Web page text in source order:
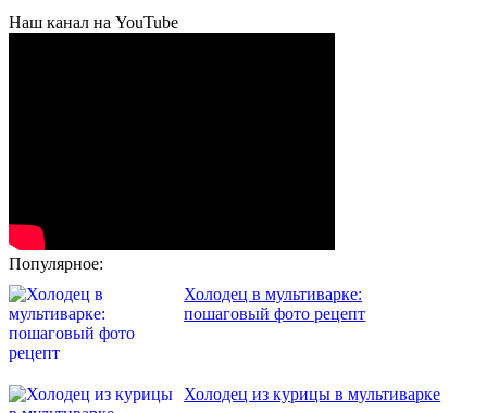
Наш канал на YouTube
Популярное:
Холодец в мультиварке:
пошаговый фото рецепт
Холодец из курицы в мультиварке